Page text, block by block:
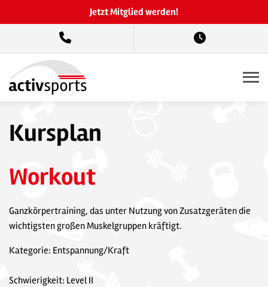
Jetzt Mitglied werden!
Kursplan
Workout
Ganzkörpertraining, das unter Nutzung von Zusatzgeräten die
wichtigsten großen Muskelgruppen kräftigt.
Kategorie: Entspannung/Kraft
Schwierigkeit: Level II